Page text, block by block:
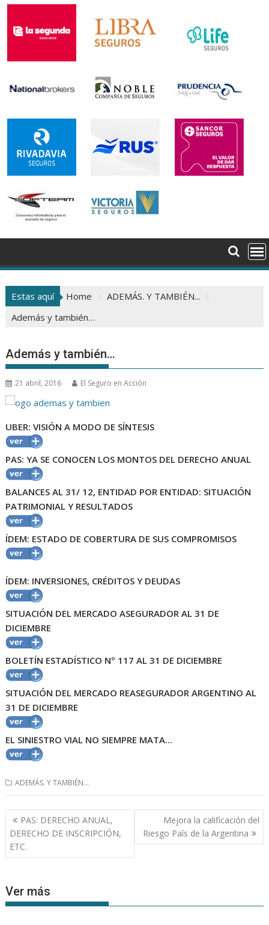
Estas aquí Home
ADEMÁS. Y TAMBIÉN...
Además y también…
Además y también…
21 abril, 2016 El Seguro en Acción
UBER: VISIÓN A MODO DE SÍNTESIS
PAS: YA SE CONOCEN LOS MONTOS DEL DERECHO ANUAL
BALANCES AL 31/ 12, ENTIDAD POR ENTIDAD: SITUACIÓN
PATRIMONIAL Y RESULTADOS
ÍDEM: ESTADO DE COBERTURA DE SUS COMPROMISOS
ÍDEM: INVERSIONES, CRÉDITOS Y DEUDAS
SITUACIÓN DEL MERCADO ASEGURADOR AL 31 DE
DICIEMBRE
BOLETÍN ESTADÍSTICO Nº 117 AL 31 DE DICIEMBRE
SITUACIÓN DEL MERCADO REASEGURADOR ARGENTINO AL
31 DE DICIEMBRE
EL SINIESTRO VIAL NO SIEMPRE MATA…
ADEMÁS. Y TAMBIÉN...
Navegación
de
entradas
PAS: DERECHO ANUAL,
DERECHO DE INSCRIPCIÓN,
ETC.
Mejora la calificación del
Riesgo País de la Argentina
Ver más